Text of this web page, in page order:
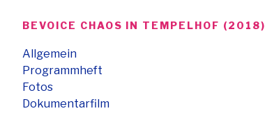
BEVOICE CHAOS IN TEMPELHOF (2018)
Allgemein
Programmheft
Fotos
Dokumentarfilm